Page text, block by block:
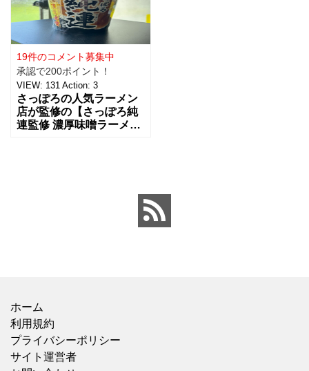
19件のコメント募集中
承認で200ポイント！
VIEW: 131 Action: 3
さっぽろの人気ラーメン
店が監修の【さっぽろ純
連監修 濃厚味噌ラーメ
ホーム
利用規約
プライバシーポリシー
サイト運営者